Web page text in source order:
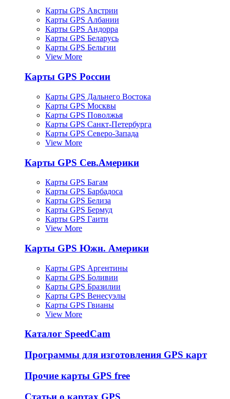
Карты GPS Австрии
Карты GPS Албании
Карты GPS Андорра
Карты GPS Беларусь
Карты GPS Бельгии
View More
Карты GPS России
Карты GPS Дальнего Востока
Карты GPS Москвы
Карты GPS Поволжья
Карты GPS Санкт-Петербурга
Карты GPS Северо-Запада
View More
Карты GPS Сев.Америки
Карты GPS Багам
Карты GPS Барбадоса
Карты GPS Белиза
Карты GPS Бермуд
Карты GPS Гаити
View More
Карты GPS Южн. Америки
Карты GPS Аргентины
Карты GPS Боливии
Карты GPS Бразилии
Карты GPS Венесуэлы
Карты GPS Гвианы
View More
Каталог SpeedCam
Программы для изготовления GPS карт
Прочие карты GPS free
Статьи о картах GPS